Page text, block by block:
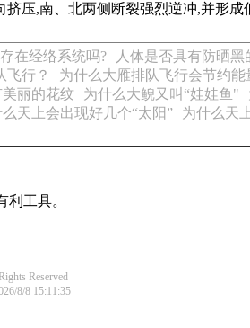
压,南、北两侧断裂强烈逆冲,并形
在经络系统吗? 人体是否具有防晒黑
飞行？ 为什么大雁排队飞行会节约能
丽的花纹 为什么大鲵又叫“娃娃鱼"
么天上会出现好几个“太阳”
为什么天
工具。
Reserved
8/8 15:11:35